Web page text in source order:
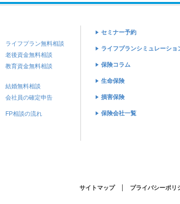
ライフプラン無料相談
老後資金無料相談
教育資金無料相談
結婚無料相談
会社員の確定申告
FP相談の流れ
セミナー予約
ライフプランシミュレーショ
保険コラム
生命保険
損害保険
保険会社一覧
サイトマップ プライバシーポリ